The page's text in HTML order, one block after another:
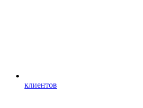
клиентов